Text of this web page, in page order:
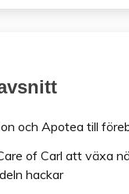
och Apotea till
of Carl att växa
hackar